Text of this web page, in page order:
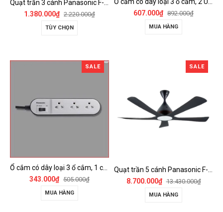
Quạt trần 3 cánh Panasonic F-60FV2
1.380.000₫ 2.220.000₫
TÙY CHỌN
607.000₫ 892.000₫
MUA HÀNG
SALE
343.000₫ 505.000₫
MUA HÀNG
SALE
Quạt trần 5 cánh Panasonic F-60DGN có đèn LED và kết nối Wireless
8.700.000₫ 13.430.000₫
MUA HÀNG